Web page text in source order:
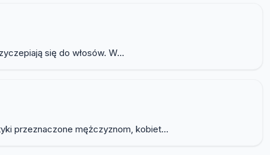
się do włosów. W...
przeznaczone mężczyznom, kobiet...